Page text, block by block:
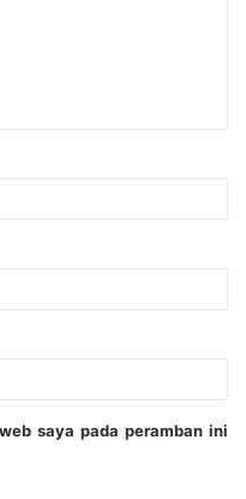
saya pada peramban ini